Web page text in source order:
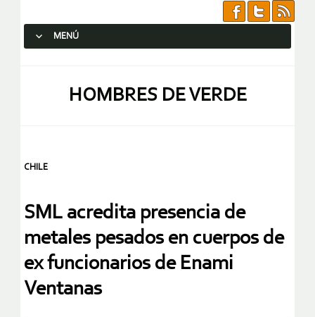
MENÚ
HOMBRES DE VERDE
CHILE
SML acredita presencia de
metales pesados en cuerpos de
ex funcionarios de Enami
Ventanas